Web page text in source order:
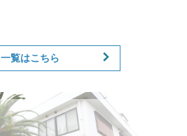
一覧はこちら